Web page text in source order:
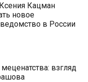
Кацман
новое
в России
взгляд